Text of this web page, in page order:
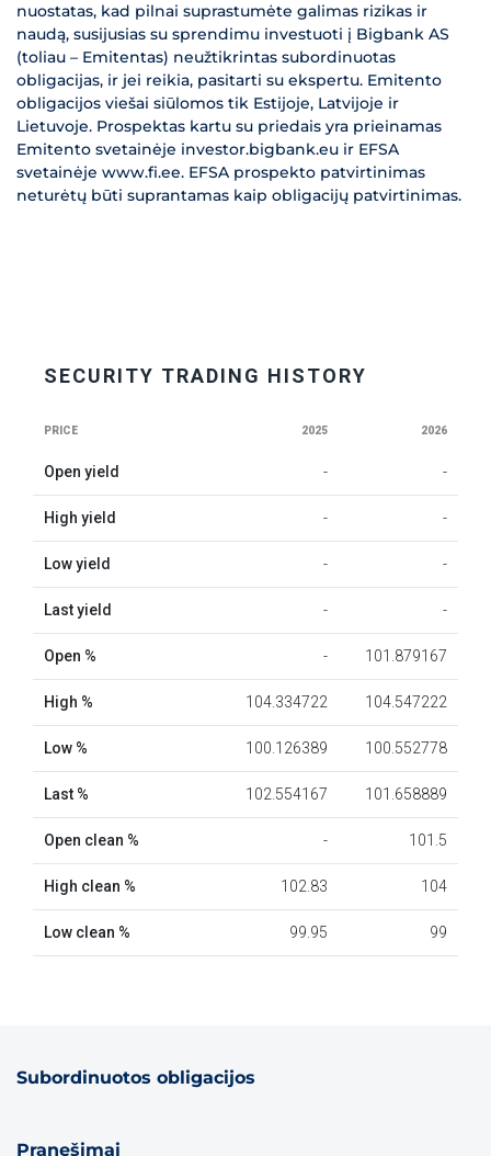
nuostatas, kad pilnai suprastumėte galimas rizikas ir
naudą, susijusias su sprendimu investuoti į Bigbank AS
(toliau – Emitentas) neužtikrintas subordinuotas
obligacijas, ir jei reikia, pasitarti su ekspertu. Emitento
obligacijos viešai siūlomos tik Estijoje, Latvijoje ir
Lietuvoje. Prospektas kartu su priedais yra prieinamas
Emitento svetainėje investor.bigbank.eu ir EFSA
svetainėje www.fi.ee. EFSA prospekto patvirtinimas
neturėtų būti suprantamas kaip obligacijų patvirtinimas.
Subordinuotos obligacijos
Pranešimai